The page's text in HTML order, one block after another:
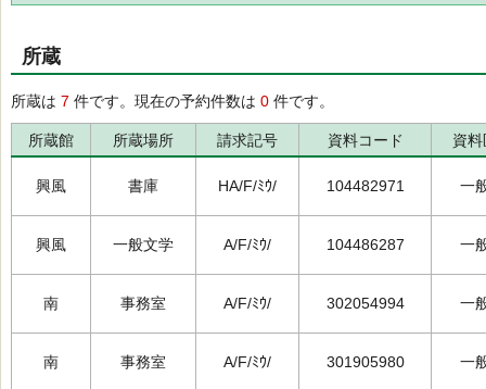
所蔵
所蔵は 7 件です。現在の予約件数は 0 件です。
所蔵館 所蔵場所 請求記号 資料コード 資
興風 書庫 HA/F/ﾐｳ/ 104482971 一
興風 一般文学 A/F/ﾐｳ/ 104486287 一
南 事務室 A/F/ﾐｳ/ 302054994 一
南 事務室 A/F/ﾐｳ/ 301905980 一